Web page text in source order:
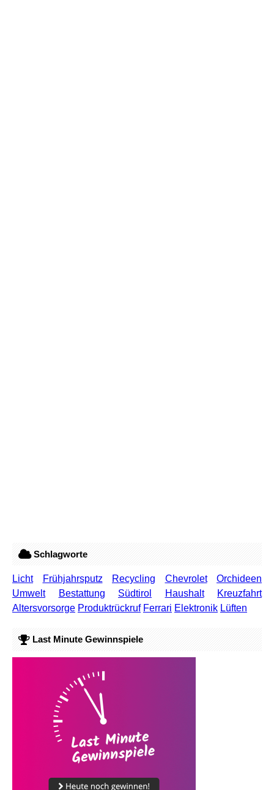
Schlagworte
Licht Frühjahrsputz Recycling Chevrolet
Orchideen
Umwelt
Bestattung Südtirol Haushalt
Kreuzfahrt
Altersvorsorge Produktrückruf Ferrari Elektronik Lüften
Last Minute Gewinnspiele